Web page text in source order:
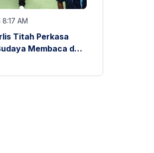
AM
Titah Perkasa
Membaca dan